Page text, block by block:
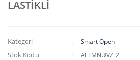
LASTİKLİ
Kategori Smart Open
Stok Kodu AELMNUVZ_2